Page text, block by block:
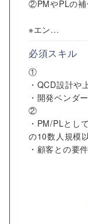
②PMやPLの補
※エン...
必須スキル
①
・QCD設計や
・開発ベンダ
②
・PM/PLとし
の10数人規模
・顧客との要